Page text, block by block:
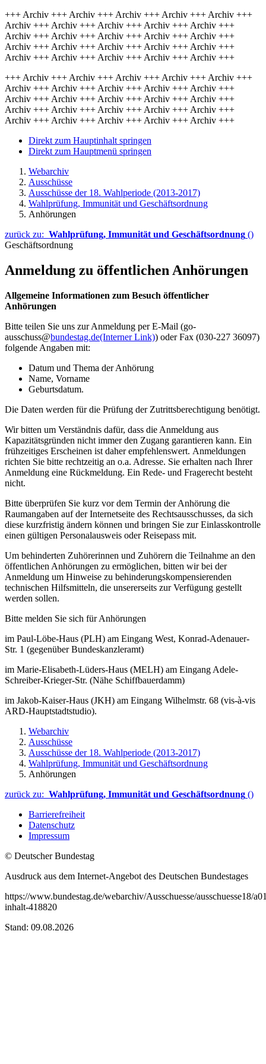
+++ Archiv +++ Archiv +++ Archiv +++ Archiv +++ Archiv +++
Archiv +++ Archiv +++ Archiv +++ Archiv +++ Archiv +++
Archiv +++ Archiv +++ Archiv +++ Archiv +++ Archiv +++
Archiv +++ Archiv +++ Archiv +++ Archiv +++ Archiv +++
Archiv +++ Archiv +++ Archiv +++ Archiv +++ Archiv +++
+++ Archiv +++ Archiv +++ Archiv +++ Archiv +++ Archiv +++
Archiv +++ Archiv +++ Archiv +++ Archiv +++ Archiv +++
Archiv +++ Archiv +++ Archiv +++ Archiv +++ Archiv +++
Archiv +++ Archiv +++ Archiv +++ Archiv +++ Archiv +++
Archiv +++ Archiv +++ Archiv +++ Archiv +++ Archiv +++
Direkt zum Hauptinhalt springen
Direkt zum Hauptmenü springen
Webarchiv
Ausschüsse
Ausschüsse der 18. Wahlperiode (2013-2017)
Wahlprüfung, Immunität und Geschäftsordnung
Anhörungen
zurück zu: Wahlprüfung, Immunität und Geschäftsordnung ()
Geschäftsordnung
Anmeldung zu öffentlichen Anhörungen
Allgemeine Informationen zum Besuch öffentlicher
Anhörungen
Bitte teilen Sie uns zur Anmeldung per E-Mail (go-
ausschuss@bundestag.de(Interner Link)) oder Fax (030-227 36097)
folgende Angaben mit:
Datum und Thema der Anhörung
Name, Vorname
Geburtsdatum.
Die Daten werden für die Prüfung der Zutrittsberechtigung benötigt.
Wir bitten um Verständnis dafür, dass die Anmeldung aus
Kapazitätsgründen nicht immer den Zugang garantieren kann. Ein
frühzeitiges Erscheinen ist daher empfehlenswert. Anmeldungen
richten Sie bitte rechtzeitig an o.a. Adresse. Sie erhalten nach Ihrer
Anmeldung eine Rückmeldung. Ein Rede- und Fragerecht besteht
nicht.
Bitte überprüfen Sie kurz vor dem Termin der Anhörung die
Raumangaben auf der Internetseite des Rechtsausschusses, da sich
diese kurzfristig ändern können und bringen Sie zur Einlasskontrolle
einen gültigen Personalausweis oder Reisepass mit.
Um behinderten Zuhörerinnen und Zuhörern die Teilnahme an den
öffentlichen Anhörungen zu ermöglichen, bitten wir bei der
Anmeldung um Hinweise zu behinderungskompensierenden
technischen Hilfsmitteln, die unsererseits zur Verfügung gestellt
werden sollen.
Bitte melden Sie sich für Anhörungen
im Paul-Löbe-Haus (PLH) am Eingang West, Konrad-Adenauer-
Str. 1 (gegenüber Bundeskanzleramt)
im Marie-Elisabeth-Lüders-Haus (MELH) am Eingang Adele-
Schreiber-Krieger-Str. (Nähe Schiffbauerdamm)
im Jakob-Kaiser-Haus (JKH) am Eingang Wilhelmstr. 68 (vis-à-vis
ARD-Hauptstadtstudio).
Webarchiv
Ausschüsse
Ausschüsse der 18. Wahlperiode (2013-2017)
Wahlprüfung, Immunität und Geschäftsordnung
Anhörungen
zurück zu: Wahlprüfung, Immunität und Geschäftsordnung ()
Barrierefreiheit
Datenschutz
Impressum
© Deutscher Bundestag
Ausdruck aus dem Internet-Angebot des Deutschen Bundestages
https://www.bundestag.de/webarchiv/Ausschuesse/ausschuesse18/
inhalt-418820
Stand: 09.08.2026